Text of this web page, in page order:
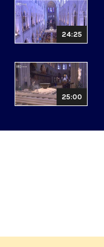
24:25
25:00